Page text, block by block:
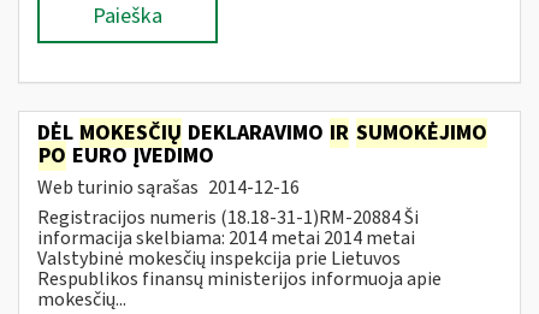
Paieška
DĖL MOKESČIŲ DEKLARAVIMO IR SUMOKĖJIMO
PO EURO ĮVEDIMO
Web turinio sąrašas 2014-12-16
Registracijos numeris (18.18-31-1)RM-20884 Ši
informacija skelbiama: 2014 metai 2014 metai
Valstybinė mokesčių inspekcija prie Lietuvos
Respublikos finansų ministerijos informuoja apie
mokesčių...